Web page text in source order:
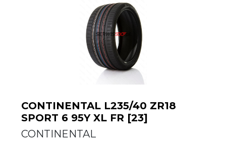
CONTINENTAL L235/40 ZR18
SPORT 6 95Y XL FR [23]
CONTINENTAL